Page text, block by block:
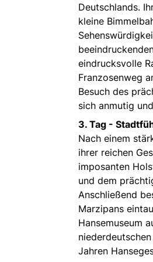
Deutschlands.
kleine
eindrucksvolle
Franzosenweg
Besuch des
sich anmutig
3. Tag -
Nach einem
ihrer reichen
imposanten
und dem
Anschließend
Marzipans
Hansemuseum
Jahren